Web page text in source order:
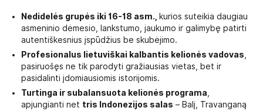
Nedidelės grupės iki 16-18 asm.,
kurios suteikia daugiau
asmeninio dėmesio, lankstumo, jaukumo ir galimybę patirti
autentiškesnius įspūdžius be skubėjimo.
Profesionalus lietuviškai kalbantis kelionės vadovas
pasiruošęs ne tik parodyti gražiausias vietas, bet ir
pasidalinti įdomiausiomis istorijomis.
Turtinga ir subalansuota kelionės programa
apjungianti net tris Indonezijos salas – Balį, Travanganą